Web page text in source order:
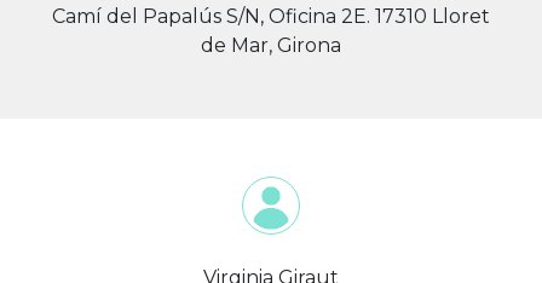
Camí del Papalús S/N, Oficina 2E. 17310 Lloret
de Mar, Girona
Virginia Giraut